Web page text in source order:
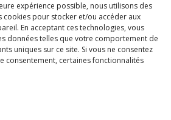
expérience possible, nous utilisons des
cookies pour stocker et/ou accéder aux
En acceptant ces technologies, vous
données telles que votre comportement de
uniques sur ce site. Si vous ne consentez
consentement, certaines fonctionnalités